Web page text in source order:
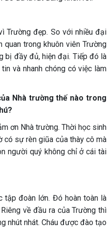
Trường đẹp. So với nhiều đại
trong khuôn viên Trường
bị đầy đủ, hiện đại. Tiếp đó là
và nhanh chóng có việc làm
Nhà trường thế nào trong
ơn Nhà trường. Thời học sinh
sự rèn giũa của thày cô mà
người quý không chỉ ở cái tài
tập đoàn lớn. Đó hoàn toàn là
về đầu ra của Trường thì
nhút nhát. Cháu được đào tạo